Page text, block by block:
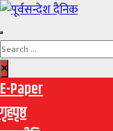
E-Paper
गृहपृष्ठ